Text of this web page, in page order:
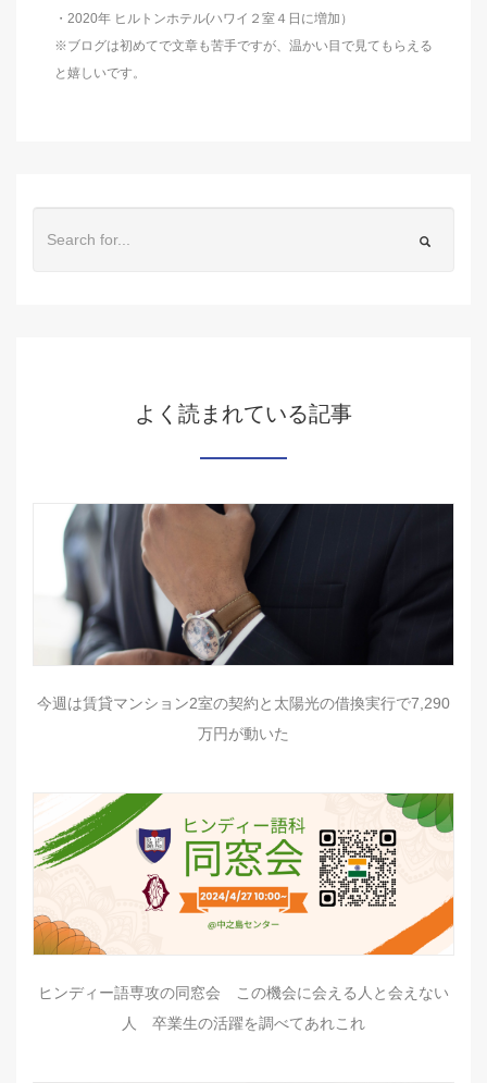
・2020年 ヒルトンホテル(ハワイ２室４日に増加）
※ブログは初めてで文章も苦手ですが、温かい目で見てもらえる
と嬉しいです。
よく読まれている記事
今週は賃貸マンション2室の契約と太陽光の借換実行で7,290
万円が動いた
ヒンディー語専攻の同窓会 この機会に会える人と会えない
人 卒業生の活躍を調べてあれこれ